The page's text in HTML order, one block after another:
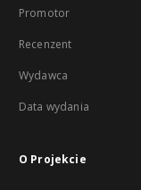
Promotor
Recenzent
Wydawca
Data wydania
O Projekcie